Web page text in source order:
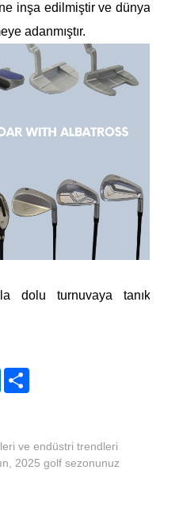
inşa edilmiştir ve dünya
adanmıştır.
dolu turnuvaya tanık
LinkedIn
ve endüstri trendleri
2025 golf sezonunuz